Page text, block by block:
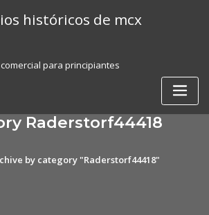
históricos de mcx
para principiantes
Raderstorf44418
by category "Raderstorf44418"